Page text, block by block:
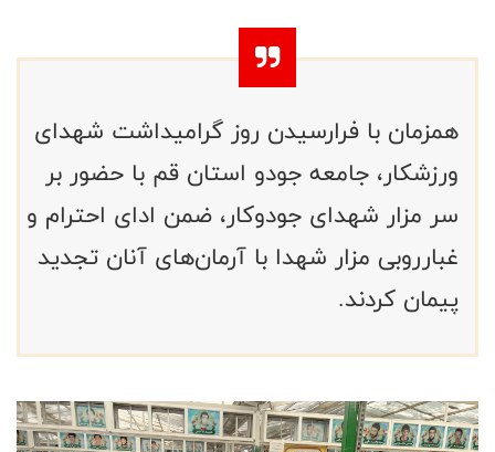
همزمان با فرارسیدن روز گرامیداشت شهدای
ورزشکار، جامعه جودو استان قم با حضور بر
سر مزار شهدای جودوکار، ضمن ادای احترام و
غبارروبی مزار شهدا با آرمان‌های آنان تجدید
پیمان کردند.